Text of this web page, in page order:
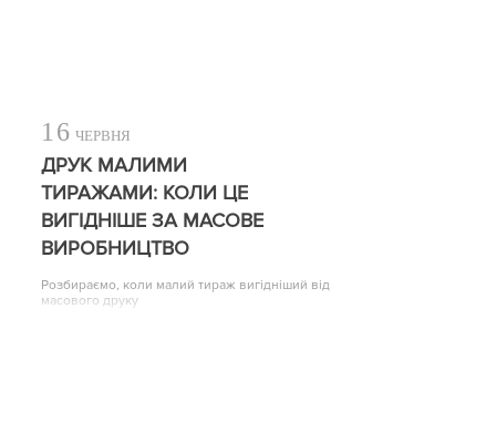
16 ЧЕРВНЯ
ДРУК МАЛИМИ
ТИРАЖАМИ: КОЛИ ЦЕ
ВИГІДНІШЕ ЗА МАСОВЕ
ВИРОБНИЦТВО
Розбираємо, коли малий тираж вигідніший від
масового друку